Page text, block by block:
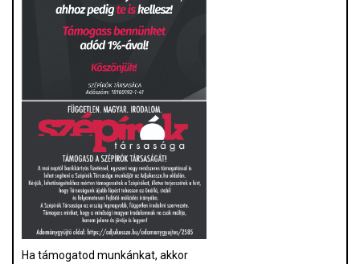
Ha támogatod munkánkat, akkor